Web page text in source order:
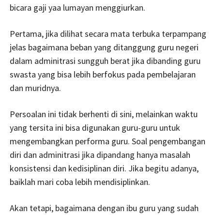
bicara gaji yaa lumayan menggiurkan.
Pertama, jika dilihat secara mata terbuka terpampang
jelas bagaimana beban yang ditanggung guru negeri
dalam adminitrasi sungguh berat jika dibanding guru
swasta yang bisa lebih berfokus pada pembelajaran
dan muridnya.
Persoalan ini tidak berhenti di sini, melainkan waktu
yang tersita ini bisa digunakan guru-guru untuk
mengembangkan performa guru. Soal pengembangan
diri dan adminitrasi jika dipandang hanya masalah
konsistensi dan kedisiplinan diri. Jika begitu adanya,
baiklah mari coba lebih mendisiplinkan.
Akan tetapi, bagaimana dengan ibu guru yang sudah